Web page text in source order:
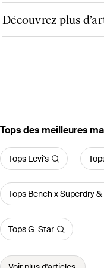
Découvrez plus
‪Tops‬ des meilleures
Tops Levi's
Tops Bench x Superdry &
Tops G-Star